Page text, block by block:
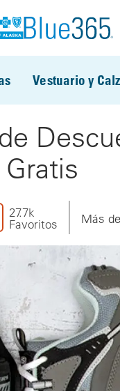
Vestuario y
27.7k
Favoritos
Más de